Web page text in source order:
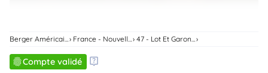
Compte validé